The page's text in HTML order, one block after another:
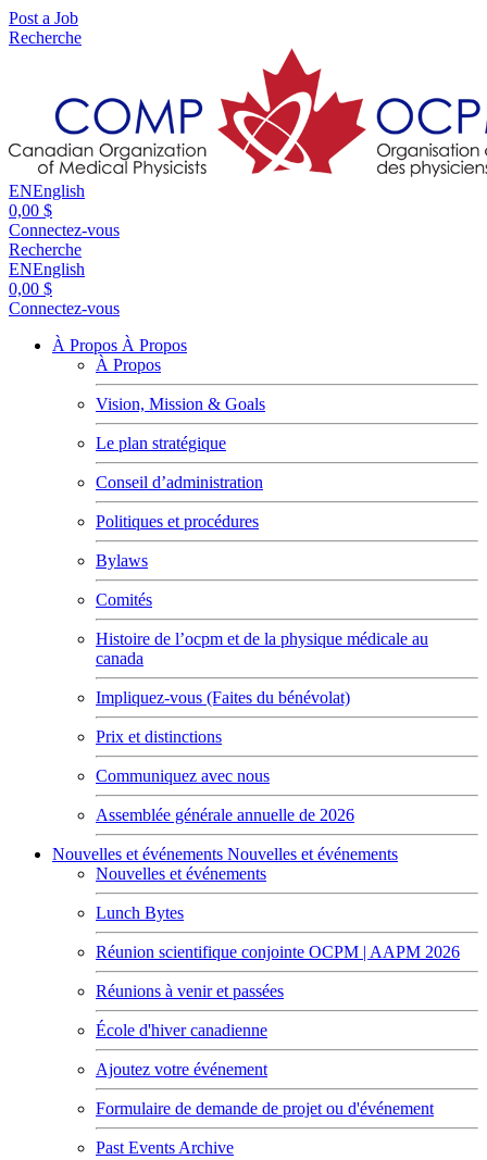
Post a Job
Recherche
ENEnglish
0,00 $
Connectez-vous
Recherche
ENEnglish
0,00 $
Connectez-vous
À Propos À Propos
À Propos
Vision, Mission & Goals
Le plan stratégique
Conseil d’administration
Politiques et procédures
Bylaws
Comités
Histoire de l’ocpm et de la physique médicale au
canada
Impliquez-vous (Faites du bénévolat)
Prix et distinctions
Communiquez avec nous
Assemblée générale annuelle de 2026
Nouvelles et événements Nouvelles et événements
Nouvelles et événements
Lunch Bytes
Réunion scientifique conjointe OCPM | AAPM 2026
Réunions à venir et passées
École d'hiver canadienne
Ajoutez votre événement
Formulaire de demande de projet ou d'événement
Past Events Archive